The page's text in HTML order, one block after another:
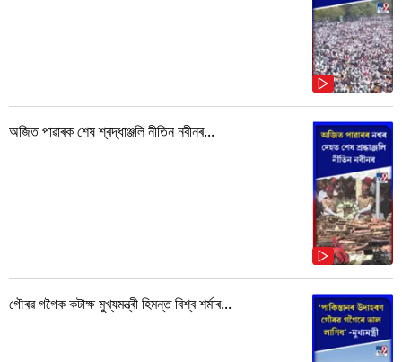
অজিত পাৱাৰক শেষ শ্ৰদ্ধাঞ্জলি নীতিন নবীনৰ...
গৌৰৱ গগৈক কটাক্ষ মুখ্যমন্ত্ৰী হিমন্ত বিশ্ব শৰ্মাৰ...